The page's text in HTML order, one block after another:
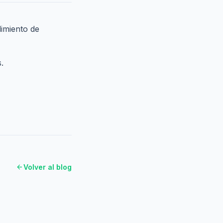
de
arrow_backVolver al blog